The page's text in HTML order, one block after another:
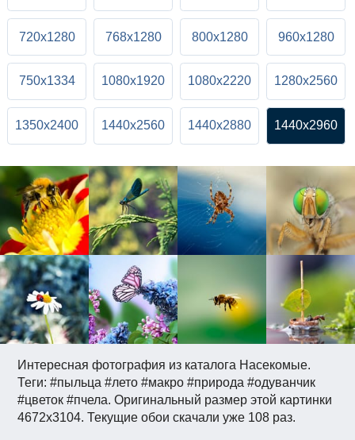
Интересная фотография из каталога Насекомые.
Теги: #пыльца #лето #макро #природа #одуванчик
#цветок #пчела. Оригинальный размер этой картинки
4672x3104. Текущие обои скачали уже 108 раз.
720x1280 768x1280 800x1280 960x1280
750x1334 1080x1920 1080x2220 1280x2560
1350x2400 1440x2560 1440x2880 1440x2960